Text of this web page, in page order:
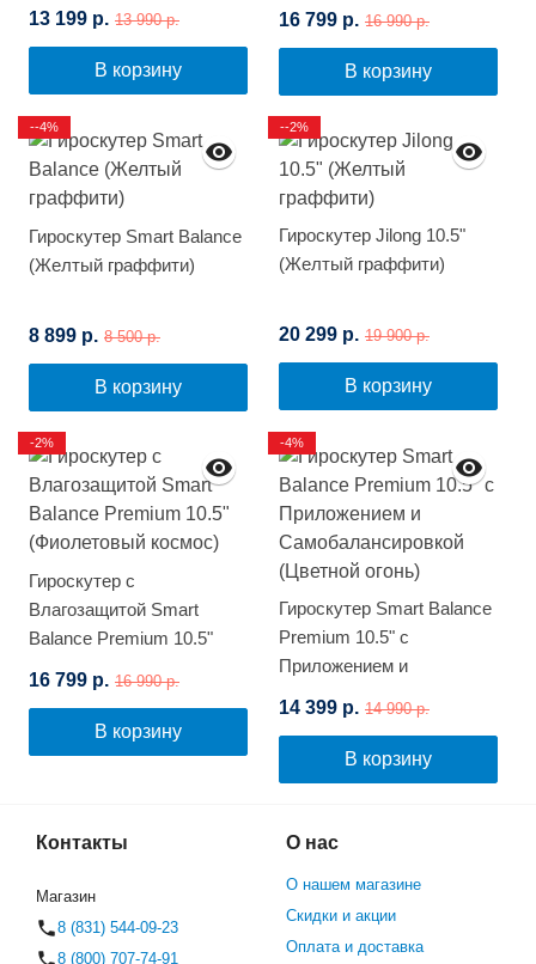
13 199 р. 13 990 р.
В корзину
16 799 р. 16 990 р.
В корзину
Гироскутер Smart Balance
(Желтый граффити)
8 899 р. 8 500 р.
В корзину
--4%
Гироскутер Jilong 10.5"
(Желтый граффити)
20 299 р. 19 900 р.
В корзину
--2%
Гироскутер с
Влагозащитой Smart
Balance Premium 10.5"
16 799 р. 16 990 р.
В корзину
-2%
Гироскутер Smart Balance
Premium 10.5" с
Приложением и
(Цветной огонь)
14 399 р. 14 990 р.
В корзину
-4%
Контакты
Магазин
8 (831) 544-09-23
8 (800) 707-74-91
О нас
О нашем магазине
Скидки и акции
Оплата и доставка